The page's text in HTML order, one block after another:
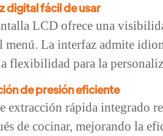
digital fácil de usar
LCD ofrece una
menú. La interfaz admite
flexibilidad para la
de presión eficiente
extracción rápida integrado
de cocinar, mejorando la